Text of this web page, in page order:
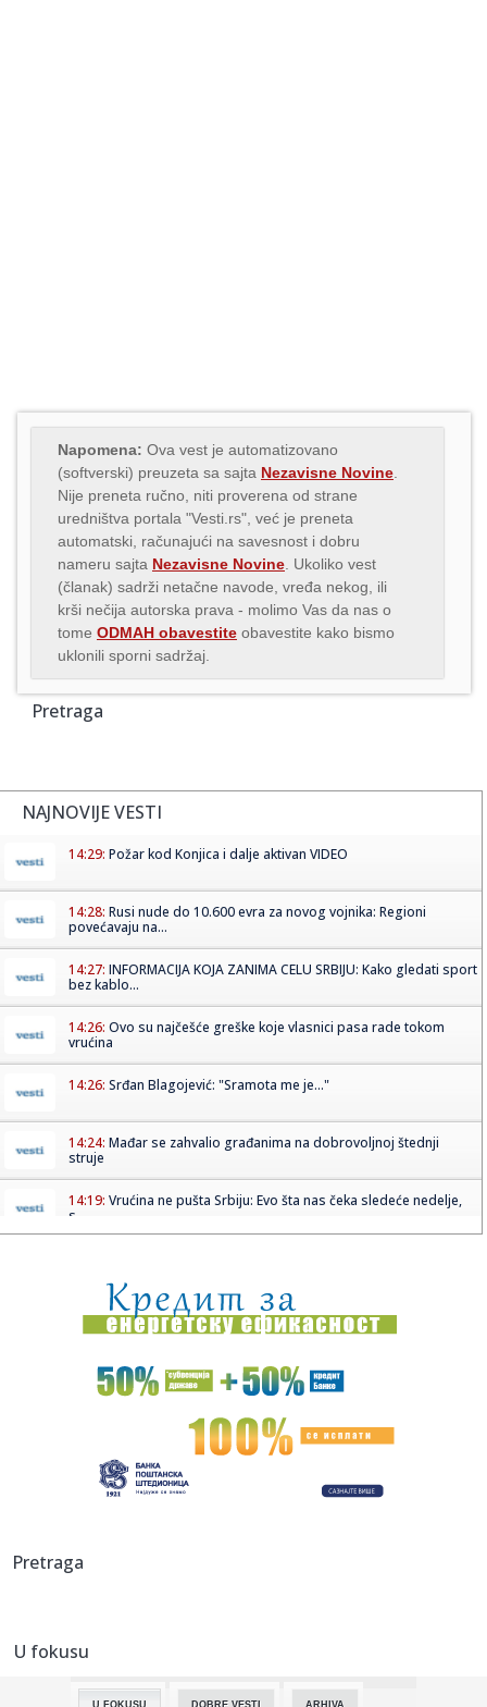
Napomena: Ova vest je automatizovano
(softverski) preuzeta sa sajta Nezavisne Novine
Nije preneta ručno, niti proverena od strane
uredništva portala "Vesti.rs", već je preneta
automatski, računajući na savesnost i dobru
nameru sajta Nezavisne Novine . Ukoliko vest
(članak) sadrži netačne navode, vređa nekog, ili
krši nečija autorska prava - molimo Vas da nas o
tome ODMAH obavestite obavestite kako bismo
uklonili sporni sadržaj.
Pretraga
NAJNOVIJE VESTI
14:29: Požar kod Konjica i dalje aktivan VIDEO
14:28: Rusi nude do 10.600 evra za novog vojnika: Regioni
povećavaju na...
14:27: INFORMACIJA KOJA ZANIMA CELU SRBIJU: Kako gledati sport
bez kablo...
14:26: Ovo su najčešće greške koje vlasnici pasa rade tokom
vrućina
14:26: Srđan Blagojević: "Sramota me je..."
14:24: Mađar se zahvalio građanima na dobrovoljnoj štednji
struje
14:19: Vrućina ne pušta Srbiju: Evo šta nas čeka sledeće nedelje,
s...
14:19:ŠARANOV OTVORIO DUŠU O ŽELEZNIČARU: Otkrio tajnu
uspeha, a sp...
14:15:Panika u Bugarskoj – primećen dron; Eksplodiralo je
Apelacioni sud naložio Trampovoj administraciji da
14:08:Novi električni motor: Umesto retkih metala koristi druge
sistem ...
14:07:
Pretraga
U fokusu
U FOKUSU DOBRE VESTI ARHIVA